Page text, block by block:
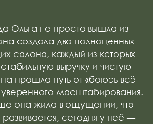
Ольга не просто вышла из
создала два полноценных
салона, каждый из которых
выручку и чистую
прошла путь от «боюсь всё
уверенного масштабирования.
она жила в ощущении, что
сегодня у неё —